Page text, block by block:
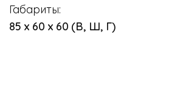
Габариты:
85 х 60 х 60 (В, Ш, Г)